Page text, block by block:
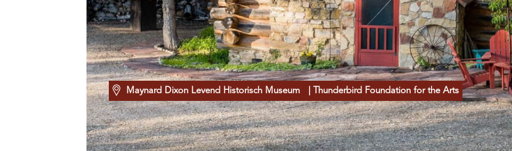
Maynard Dixon Levend Historisch Museum | Thunderbird Foundation for the Arts